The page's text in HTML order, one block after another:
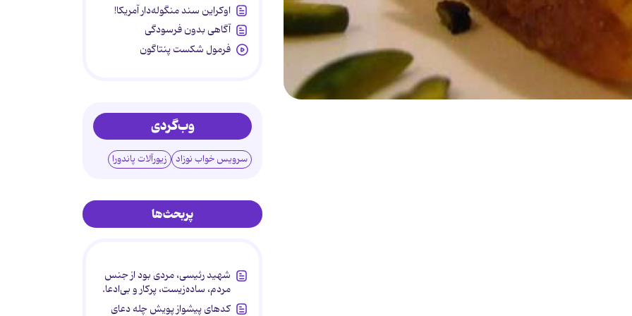
اوکراین سند منگوله‌دار آمریکا!
آگاهی بدون فرسودگی
فرمول شکست پنتاگون
وب‌گردی
سرویس خواب نوزاد زیورآلات پاندورا
پربحث‌ها
شهید رئیسی، مردی بود از جنس
مردم، ساده‌زیست، پرکار و بی‌ادعا.
کدهای پیشواز پویش چله دعای